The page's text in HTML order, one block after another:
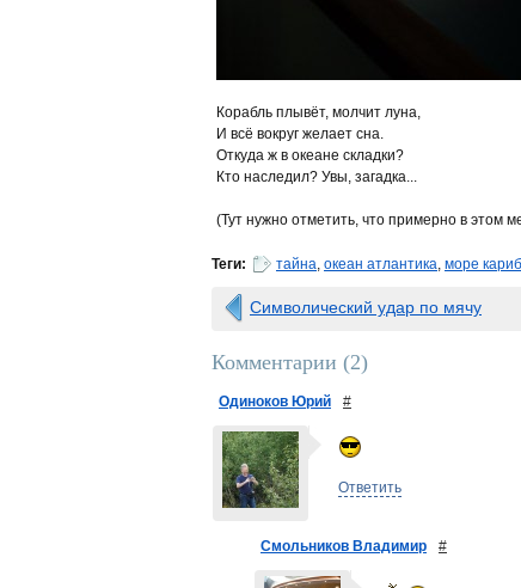
Корабль плывёт, молчит луна,
И всё вокруг желает сна.
Откуда ж в океане складки?
Кто наследил? Увы, загадка...
(Тут нужно отметить, что примерно в этом
Теги: тайна, океан атлантика, море
Символический удар по мячу
Комментарии (2)
Одиноков Юрий #
Ответить
Смольников Владимир #